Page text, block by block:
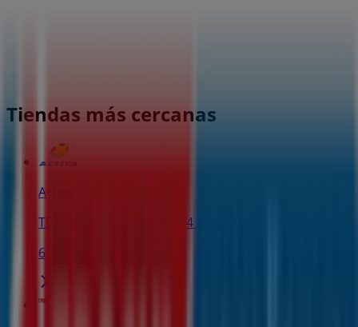
Tiendas más cercanas
Activa
TRAVESIA DE RABAZAL,2-4 BAJO, Miño
63 m